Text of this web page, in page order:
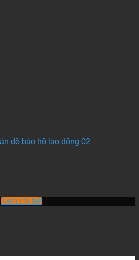
Xem chi tiết